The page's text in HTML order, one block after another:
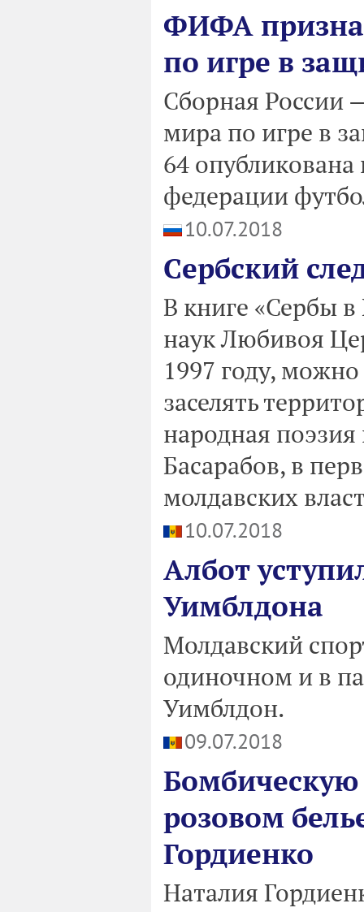
ФИФА
по игре в
Сборная России
мира по игре в
64
федерации
10.07.2018
Cербский
В книге «Сербы
наук Любивоя
1997 году,
заселять
народная
Басарабов, в
молдавских
10.07.2018
Албот
Уимблдона
Молдавский
одиночном и в
Уимблдон.
09.07.2018
Бомбическую
розовом
Гордиенко
Наталия